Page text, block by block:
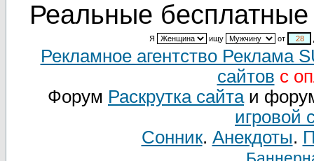
Реальные бесплатные
Я ищу от
Рекламное агентство Реклама
сайтов с
Форум Раскрутка сайтаи
игровой
Сонник. Анекдоты.